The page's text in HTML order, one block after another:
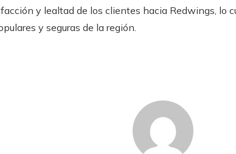
y lealtad de los clientes hacia Redwings, lo
y seguras de la región.